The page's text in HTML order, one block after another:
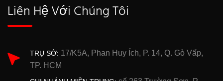
Liên Hệ Với Chúng Tôi
TRỤ SỞ: 17/K5A, Phan Huy Ích, P. 14, Q. Gò Vấp,
TP. HCM